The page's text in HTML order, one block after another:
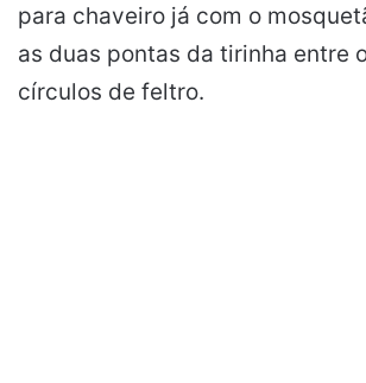
para chaveiro já com o
as duas pontas da tirinha entre
círculos de feltro.